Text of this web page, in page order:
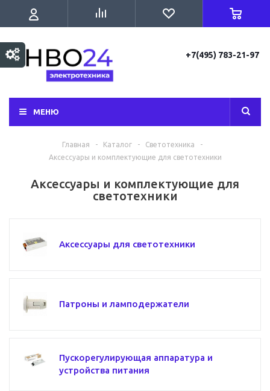
+7(495) 783-21-97
МЕНЮ
Главная - Каталог - Светотехника
-
Аксессуары и комплектующие для светотехники
Аксессуары и комплектующие для
светотехники
Аксессуары для светотехники
Патроны и ламподержатели
Пускорегулирующая аппаратура и
устройства питания